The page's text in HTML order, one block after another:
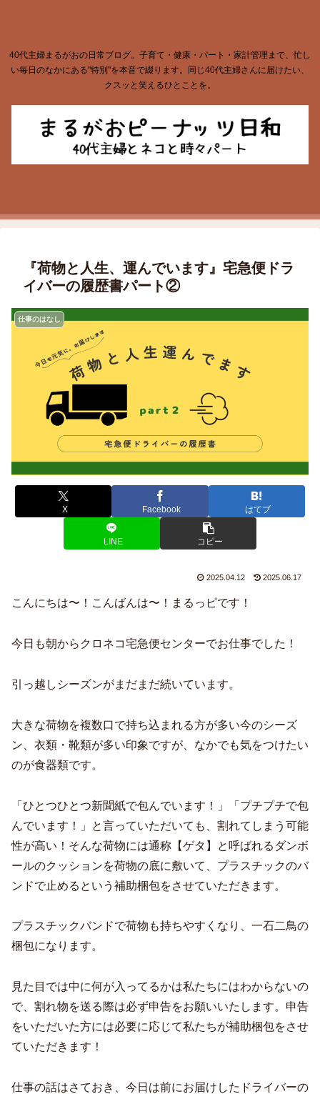
40代主婦まるがおの日常ブログ。子育て・健康・パート・家計管理まで、忙し
い毎日のなかにある"特別"を本音で綴ります。同じ40代主婦さんに届けたい、
クスッと笑えるひとことを。
『荷物と人生、運んでいます』宅急便ドラ
イバーの履歴書パート②
仕事のはなし
X Facebook はてブ
LINE コピー
2025.04.12 2025.06.17
こんにちは〜！こんばんは〜！まるっピです！
今日も朝からクロネコ宅急便センターでお仕事でした！
引っ越しシーズンがまだまだ続いています。
大きな荷物を複数口で持ち込まれる方が多い今のシーズ
ン、衣類・靴類が多い印象ですが、なかでも気をつけたい
のが食器類です。
「ひとつひとつ新聞紙で包んでいます！」「プチプチで包
んでいます！」と言っていただいても、割れてしまう可能
性が高い！そんな荷物には通称【ゲタ】と呼ばれるダンボ
ールのクッションを荷物の底に敷いて、プラスチックのバ
ンドで止めるという補助梱包をさせていただきます。
プラスチックバンドで荷物も持ちやすくなり、一石二鳥の
梱包になります。
見た目では中に何が入ってるかは私たちにはわからないの
で、割れ物を送る際は必ず申告をお願いいたします。申告
をいただいた方には必要に応じて私たちが補助梱包をさせ
ていただきます！
仕事の話はさておき、今日は前にお届けしたドライバーの